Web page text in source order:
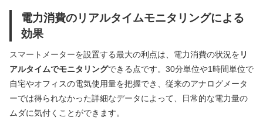
電力消費のリアルタイムモニタリングによる
効果
スマートメーターを設置する最大の利点は、電力消費の状況を リ
アルタイムでモニタリングできる点です。30分単位や1時間単位で
自宅やオフィスの電気使用量を把握でき、従来のアナログメータ
ーでは得られなかった詳細なデータによって、日常的な電力量の
ムダに気付くことができます。